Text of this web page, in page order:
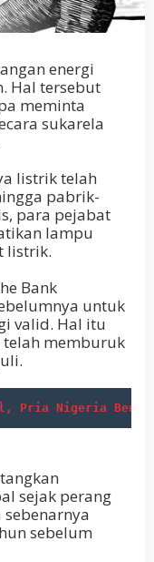
energi
Hal tersebut
meminta
sukarela
listrik telah
pabrik-
para pejabat
lampu
listrik.
Bank
untuk
valid. Hal itu
telah memburuk
Pria Nigeria
sejak perang
sebelum